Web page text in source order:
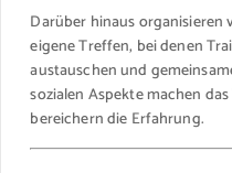
Darüber hinaus organisieren
eigene Treffen, bei denen
austauschen und
sozialen Aspekte machen
bereichern die Erfahrung.